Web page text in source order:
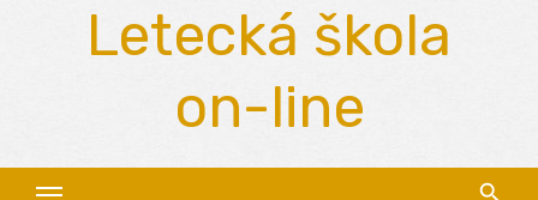
Letecká škola
on-line